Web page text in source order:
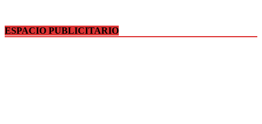
ESPACIO PUBLICITARIO